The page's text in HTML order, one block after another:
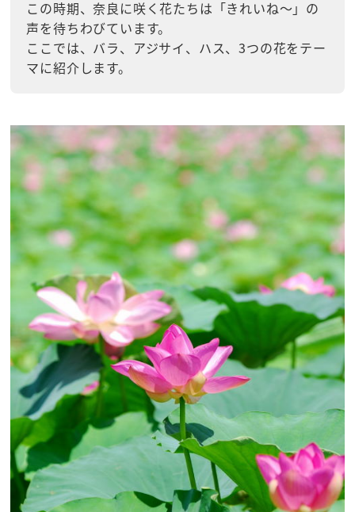
この時期、奈良に咲く花たちは「きれいね～」の
声を待ちわびています。
ここでは、バラ、アジサイ、ハス、3つの花をテー
マに紹介します。